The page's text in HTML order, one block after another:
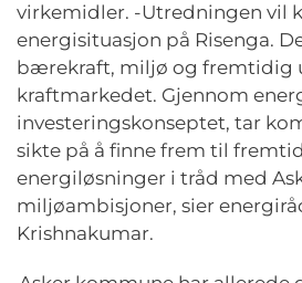
virkemidler. -Utredningen vil
energisituasjon på Risenga.
bærekraft, miljø og fremtidig
kraftmarkedet. Gjennom
investeringskonseptet, tar
sikte på å finne frem til
energiløsninger i tråd med
miljøambisjoner, sier
Krishnakumar.